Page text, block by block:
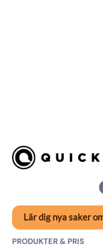
Lär dig nya saker
PRODUKTER & PRIS